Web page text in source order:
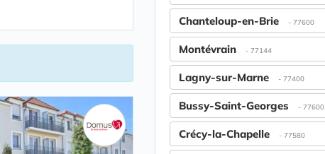
Chanteloup-en-Brie - 77600
Montévrain - 77144
Lagny-sur-Marne - 77400
Bussy-Saint-Georges - 77600
Crécy-la-Chapelle - 77580